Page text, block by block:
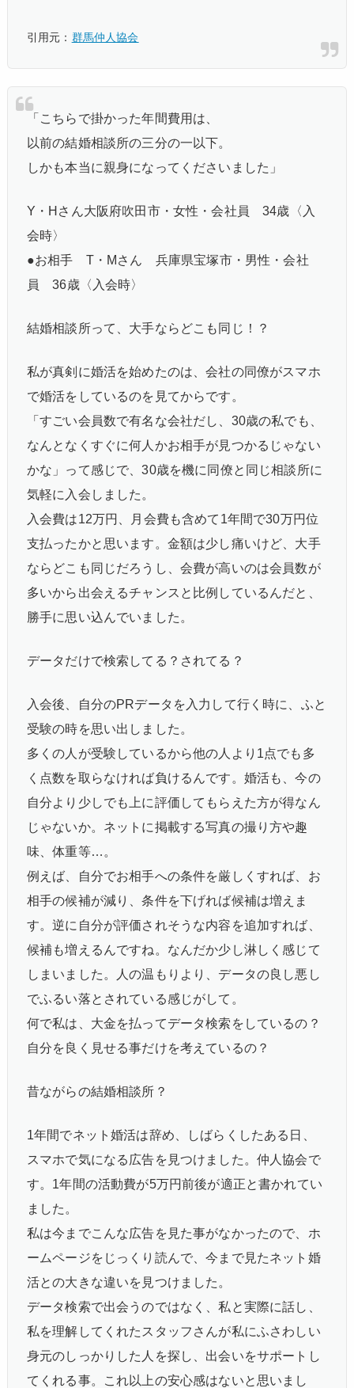
引用元： 群馬仲人協会
「こちらで掛かった年間費用は、
以前の結婚相談所の三分の一以下。
しかも本当に親身になってくださいました」
Y・Hさん大阪府吹田市・女性・会社員 34歳〈入
会時〉
●お相手 T・Mさん 兵庫県宝塚市・男性・会社
員 36歳〈入会時〉
結婚相談所って、大手ならどこも同じ！？
私が真剣に婚活を始めたのは、会社の同僚がスマホ
で婚活をしているのを見てからです。
「すごい会員数で有名な会社だし、30歳の私でも、
なんとなくすぐに何人かお相手が見つかるじゃない
かな」って感じで、30歳を機に同僚と同じ相談所に
気軽に入会しました。
入会費は12万円、月会費も含めて1年間で30万円位
支払ったかと思います。金額は少し痛いけど、大手
ならどこも同じだろうし、会費が高いのは会員数が
多いから出会えるチャンスと比例しているんだと、
勝手に思い込んでいました。
データだけで検索してる？されてる？
入会後、自分のPRデータを入力して行く時に、ふと
受験の時を思い出しました。
多くの人が受験しているから他の人より1点でも多
く点数を取らなければ負けるんです。婚活も、今の
自分より少しでも上に評価してもらえた方が得なん
じゃないか。ネットに掲載する写真の撮り方や趣
味、体重等…。
例えば、自分でお相手への条件を厳しくすれば、お
相手の候補が減り、条件を下げれば候補は増えま
す。逆に自分が評価されそうな内容を追加すれば、
候補も増えるんですね。なんだか少し淋しく感じて
しまいました。人の温もりより、データの良し悪し
でふるい落とされている感じがして。
何で私は、大金を払ってデータ検索をしているの？
自分を良く見せる事だけを考えているの？
昔ながらの結婚相談所？
1年間でネット婚活は辞め、しばらくしたある日、
スマホで気になる広告を見つけました。仲人協会で
す。1年間の活動費が5万円前後が適正と書かれてい
ました。
私は今までこんな広告を見た事がなかったので、ホ
ームページをじっくり読んで、今まで見たネット婚
活との大きな違いを見つけました。
データ検索で出会うのではなく、私と実際に話し、
私を理解してくれたスタッフさんが私にふさわしい
身元のしっかりした人を探し、出会いをサポートし
てくれる事。これ以上の安心感はないと思いまし